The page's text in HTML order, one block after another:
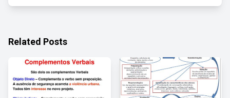
Related Posts